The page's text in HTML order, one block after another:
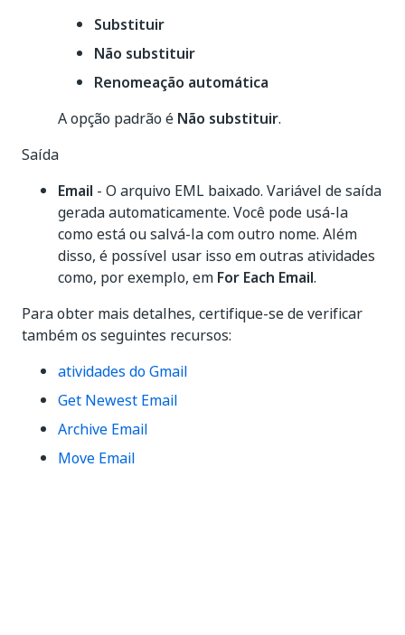
Substituir
Não substituir
Renomeação automática
A opção padrão é Não substituir.
Saída
Email - O arquivo EML baixado. Variável de saída
gerada automaticamente. Você pode usá-la
como está ou salvá-la com outro nome. Além
disso, é possível usar isso em outras atividades
como, por exemplo, em For Each Email.
Para obter mais detalhes, certifique-se de verificar
também os seguintes recursos:
atividades do Gmail
Get Newest Email
Archive Email
Move Email